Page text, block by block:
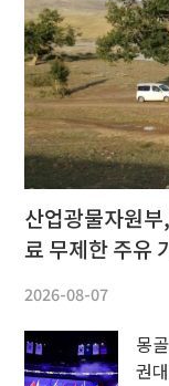
산업광물자원
료 무제한 주유
2026-08-07
몽
권